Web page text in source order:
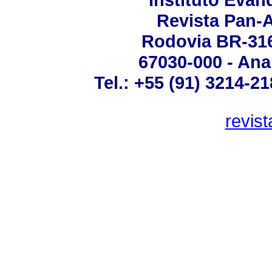
Revista Pan-
Rodovia BR-
67030-000 -
Tel.: +55 (91) 3214-